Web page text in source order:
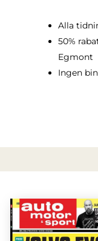
Alla
50%
Egmont
Ingen